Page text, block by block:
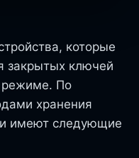
которые
закрытых ключей
режиме. По
хранения
имеют следующие